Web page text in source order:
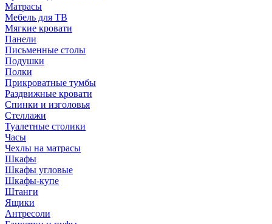
Матрасы
Мебель для ТВ
Мягкие кровати
Панели
Письменные столы
Подушки
Полки
Прикроватные тумбы
Раздвижные кровати
Спинки и изголовья
Стеллажи
Туалетные столики
Часы
Чехлы на матрасы
Шкафы
Шкафы угловые
Шкафы-купе
Штанги
Ящики
Антресоли